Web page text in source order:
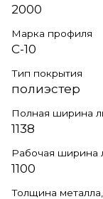
2000
Марка профиля
С-10
Тип покрытия
полиэстер
Полная ширина
1138
Рабочая ширина
1100
Толщина